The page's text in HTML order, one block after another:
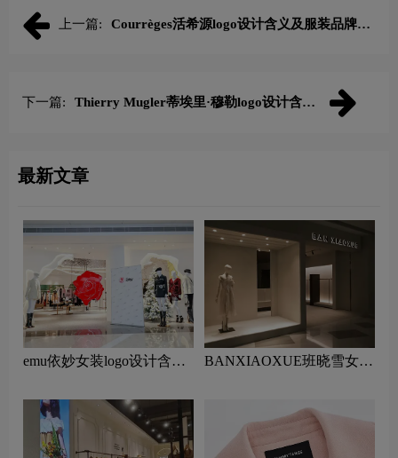
上一篇:
Courrèges活希源logo设计含义及服装品牌设
下一篇:
Thierry Mugler蒂埃里·穆勒logo设计含义
最新文章
emu依妙女装logo设计含义
BANXIAOXUE班晓雪女装